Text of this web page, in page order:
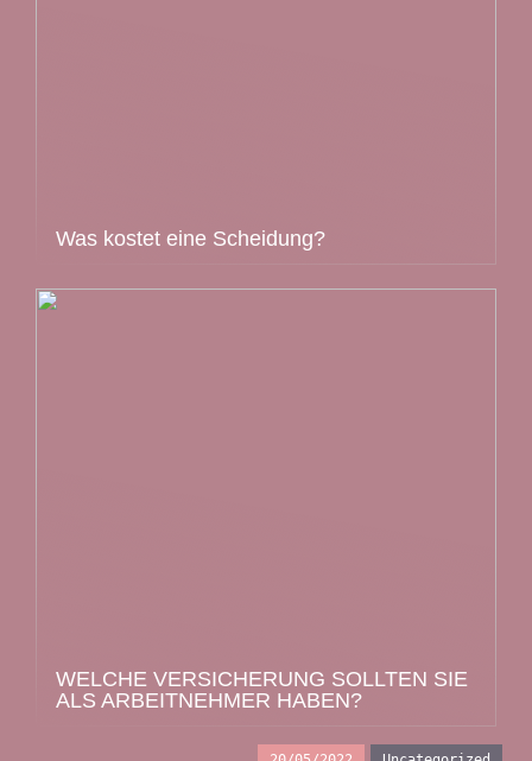
Was kostet eine Scheidung?
WELCHE VERSICHERUNG SOLLTEN SIE
ALS ARBEITNEHMER HABEN?